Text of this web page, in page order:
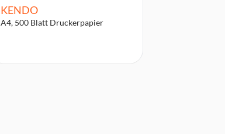
KENDO
A4, 500 Blatt Druckerpapier